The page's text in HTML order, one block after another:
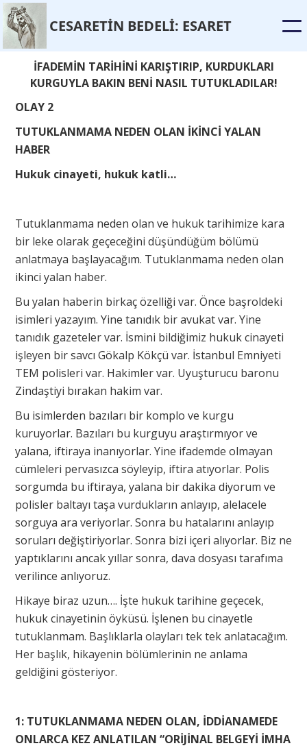
CESARETİN BEDELİ: ESARET
İFADEMİN TARİHİNİ KARIŞTIRIP, KURDUKLARI
KURGUYLA BAKIN BENİ NASIL TUTUKLADILAR!
OLAY 2
TUTUKLANMAMA NEDEN OLAN İKİNCİ YALAN
HABER
Hukuk cinayeti, hukuk katli…
Tutuklanmama neden olan ve hukuk tarihimize kara
bir leke olarak geçeceğini düşündüğüm bölümü
anlatmaya başlayacağım. Tutuklanmama neden olan
ikinci yalan haber.
Bu yalan haberin birkaç özelliği var. Önce başroldeki
isimleri yazayım. Yine tanıdık bir avukat var. Yine
tanıdık gazeteler var. İsmini bildiğimiz hukuk cinayeti
işleyen bir savcı Gökalp Kökçü var. İstanbul Emniyeti
TEM polisleri var. Hakimler var. Uyuşturucu baronu
Zindaştiyi bırakan hakim var.
Bu isimlerden bazıları bir komplo ve kurgu
kuruyorlar. Bazıları bu kurguyu araştırmıyor ve
yalana, iftiraya inanıyorlar. Yine ifademde olmayan
cümleleri pervasızca söyleyip, iftira atıyorlar. Polis
sorgumda bu iftiraya, yalana bir dakika diyorum ve
polisler baltayı taşa vurdukların anlayıp, alelacele
sorguya ara veriyorlar. Sonra bu hatalarını anlayıp
soruları değiştiriyorlar. Sonra bizi içeri alıyorlar. Biz ne
yaptıklarını ancak yıllar sonra, dava dosyası tarafıma
verilince anlıyoruz.
Hikaye biraz uzun…. İşte hukuk tarihine geçecek,
hukuk cinayetinin öyküsü. İşlenen bu cinayetle
tutuklanmam. Başlıklarla olayları tek tek anlatacağım.
Her başlık, hikayenin bölümlerinin ne anlama
geldiğini gösteriyor.
1: TUTUKLANMAMA NEDEN OLAN, İDDİANAMEDE
ONLARCA KEZ ANLATILAN “ORİJİNAL BELGEYİ İMHA